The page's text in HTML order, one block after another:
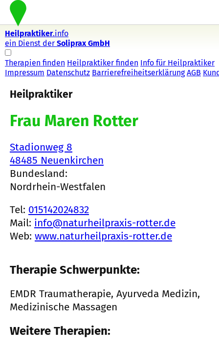
Heilpraktiker.info
ein Dienst der Soliprax GmbH
Therapien finden Heilpraktiker finden Info für Heilpraktiker
Impressum Datenschutz Barrierefreiheitserklärung AGB
Heilpraktiker
Frau Maren Rotter
Stadionweg 8
48485 Neuenkirchen
Bundesland:
Nordrhein-Westfalen
Tel: 015142024832
Mail: info@naturheilpraxis-rotter.de
Web: www.naturheilpraxis-rotter.de
Therapie Schwerpunkte:
EMDR Traumatherapie, Ayurveda Medizin,
Medizinische Massagen
Weitere Therapien: